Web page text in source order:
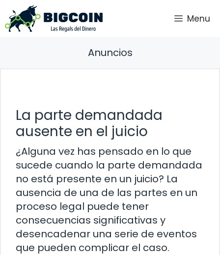
Saltar
al
contenido
Menu
Anuncios
La parte demandada
ausente en el juicio
¿Alguna vez has pensado en lo que
sucede cuando la parte demandada
no está presente en un juicio? La
ausencia de una de las partes en un
proceso legal puede tener
consecuencias significativas y
desencadenar una serie de eventos
que pueden complicar el caso.